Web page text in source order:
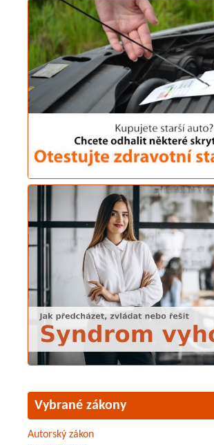
Vybrané zákony
Autorský zákon